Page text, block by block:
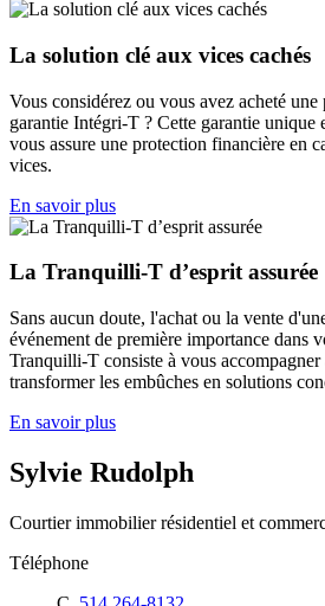
La solution clé aux vices cachés
Vous considérez ou vous avez acheté
garantie Intégri-T ? Cette garantie
vous assure une protection financière en
vices.
En savoir plus
La Tranquilli-T d’esprit assurée
Sans aucun doute, l'achat ou la vente
événement de première importance dans
Tranquilli-T consiste à vous accompagner
transformer les embûches en solutions
En savoir plus
Sylvie Rudolph
Courtier immobilier résidentiel et
Téléphone